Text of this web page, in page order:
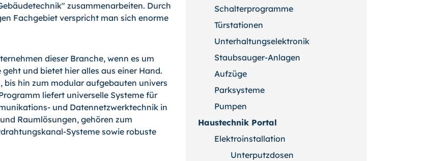
zusammenarbeiten. Durch
Fachgebiet verspricht man sich enorme
dieser Branche, wenn es um
und bietet hier alles aus einer Hand.
hin zum modular aufgebauten univers
liefert universelle Systeme für
und Datennetzwerktechnik in
Raumlösungen, gehören zum
Systeme sowie robuste
Schalterprogramme
Türstationen
Unterhaltungselektronik
Staubsauger-Anlagen
Aufzüge
Parksysteme
Pumpen
Haustechnik Portal
Elektroinstallation
Unterputzdosen